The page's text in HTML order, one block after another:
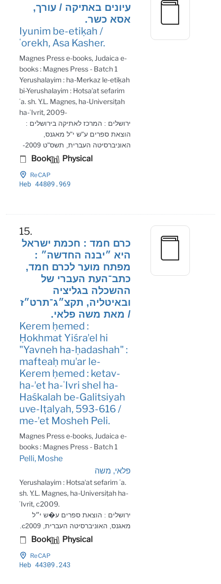
עיונים באתיקה / עורך,
אסא כשר.
Iyunim be-etiḳah /
ʻorekh, Asa Kasher.
Magnes Press e-books, Judaica e-
books : Magnes Press - Batch 1
Yerushalayim : ha-Merkaz le-etiḳah
bi-Yerushalayim : Hotsaʼat sefarim
ʻa. sh. Y.L. Magnes, ha-Universiṭah
ha-ʻIvrit, 2009-
ירושלים : המרכז לאתיקה בירושלים :
הוצאת ספרים ע"ש י"ל מאגנס,
האוניברסיטה העברית, תשס"ט 2009-
Book Physical
ReCAP
Heb 44809.969
15.
כרם חמד : חכמת ישראל
היא ״יבנה החדשה״ :
מפתח מוער לכרם חמד,
כתב־העת העברי של
ההשכלה בגליציה
ובאיטליה, תקצ״ג־תרט״ז
/ מאת משה פלאי.
Kerem ḥemed :
Ḥokhmat Yiśraʼel hi
"Yavneh ha-ḥadashah" :
mafteaḥ muʼar le-
Kerem ḥemed : ketav-
ha-ʼet ha-ʻIvri shel ha-
Haśkalah be-Galitsiyah
uve-Iṭalyah, 593-616 /
me-ʼet Mosheh Peli.
Magnes Press e-books, Judaica e-
books : Magnes Press - Batch 1
Pelli, Moshe
פלאי, משה
Yerushalayim : Hotsaʼat sefarim ʻa.
sh. Y.L. Magnes, ha-Universiṭah ha-
ʻIvrit, c2009.
ירושלים : הוצאת ספרים ע�ש י״ל
מאגנס, האוניברסיטה העברית, c2009.
Book Physical
ReCAP
Heb 44309.243